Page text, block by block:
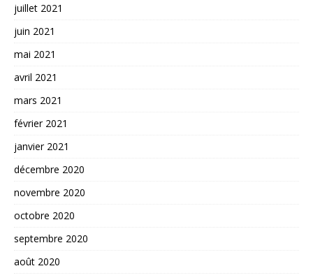
juillet 2021
juin 2021
mai 2021
avril 2021
mars 2021
février 2021
janvier 2021
décembre 2020
novembre 2020
octobre 2020
septembre 2020
août 2020